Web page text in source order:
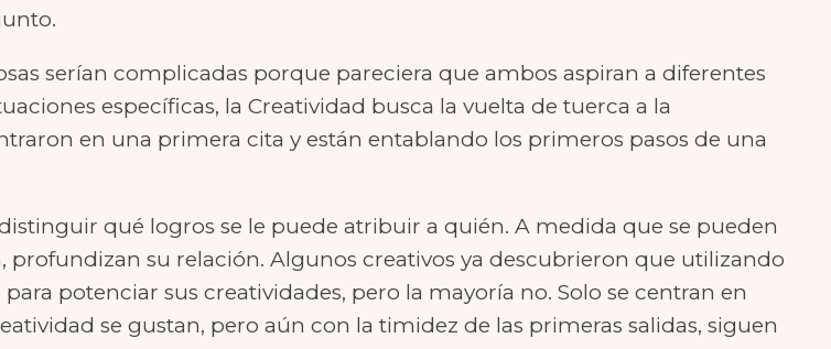
serían complicadas porque pareciera que ambos aspiran a diferentes
específicas, la Creatividad busca la vuelta de tuerca a la
en una primera cita y están entablando los primeros pasos de una
qué logros se le puede atribuir a quién. A medida que se pueden
profundizan su relación. Algunos creativos ya descubrieron que utilizando
potenciar sus creatividades, pero la mayoría no. Solo se centran en
se gustan, pero aún con la timidez de las primeras salidas, siguen